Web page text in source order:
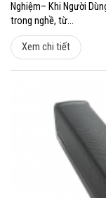
Nghiệm– Khi Người
trong nghề, từ...
Xem chi tiết